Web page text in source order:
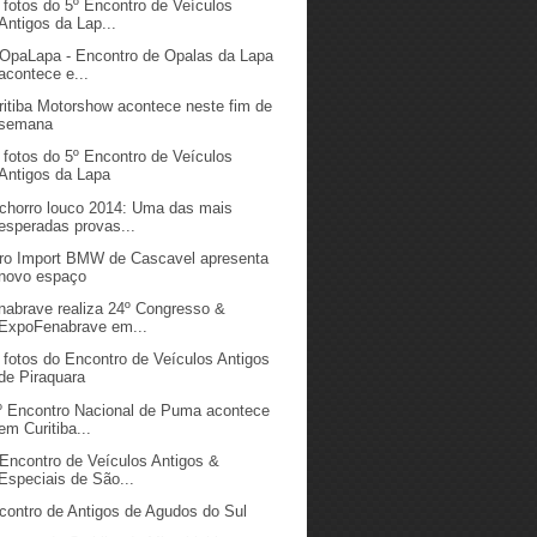
do 5º Encontro de Veículos
da Lap...
- Encontro de Opalas da Lapa
e...
Motorshow acontece neste fim de
do 5º Encontro de Veículos
da Lapa
louco 2014: Uma das mais
provas...
Import BMW de Cascavel apresenta
novo espaço
realiza 24º Congresso &
ExpoFenabrave em...
do Encontro de Veículos Antigos
Piraquara
Encontro Nacional de Puma acontece
Curitiba...
de Veículos Antigos &
Especiais de São...
de Antigos de Agudos do Sul